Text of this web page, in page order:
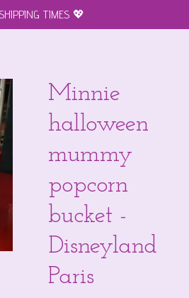
Minnie
halloween
mummy
popcorn
bucket -
Disneyland
Paris